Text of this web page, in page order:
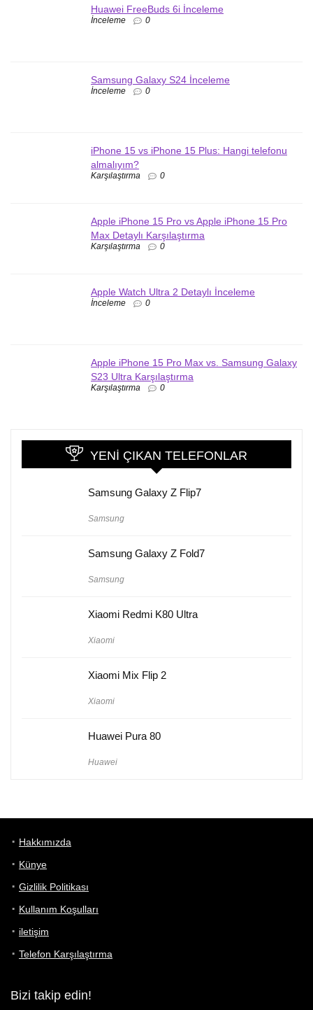
Huawei FreeBuds 6i İnceleme
İnceleme 0
Samsung Galaxy S24 İnceleme
İnceleme 0
iPhone 15 vs iPhone 15 Plus: Hangi telefonu
almalıyım?
Karşılaştırma 0
Apple iPhone 15 Pro vs Apple iPhone 15 Pro
Max Detaylı Karşılaştırma
Karşılaştırma 0
Apple Watch Ultra 2 Detaylı İnceleme
İnceleme 0
Apple iPhone 15 Pro Max vs. Samsung Galaxy
S23 Ultra Karşılaştırma
Karşılaştırma 0
YENI ÇIKAN TELEFONLAR
Samsung Galaxy Z Flip7
Samsung
Samsung Galaxy Z Fold7
Samsung
Xiaomi Redmi K80 Ultra
Xiaomi
Xiaomi Mix Flip 2
Xiaomi
Huawei Pura 80
Huawei
Hakkımızda
Künye
Gizlilik Politikası
Kullanım Koşulları
iletişim
Telefon Karşılaştırma
Bizi takip edin!